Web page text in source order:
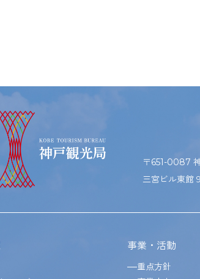
〒651-0087
三宮ビル東館
事業・活動
重点方針